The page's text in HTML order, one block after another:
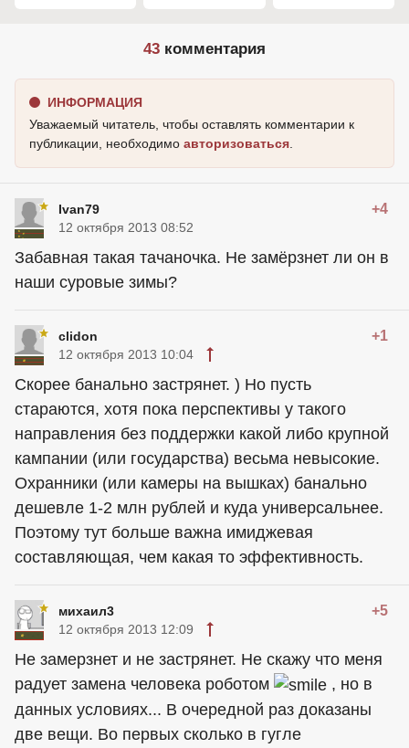
43 комментария
ИНФОРМАЦИЯ
Уважаемый читатель, чтобы оставлять комментарии к
публикации, необходимо авторизоваться
Ivan79 +4
12 октября 2013 08:52
Забавная такая тачаночка. Не замёрзнет ли он в
наши суровые зимы?
clidon +1
12 октября 2013 10:04
Скорее банально застрянет. ) Но пусть
стараются, хотя пока перспективы у такого
направления без поддержки какой либо крупной
кампании (или государства) весьма невысокие.
Охранники (или камеры на вышках) банально
дешевле 1-2 млн рублей и куда универсальнее.
Поэтому тут больше важна имиджевая
составляющая, чем какая то эффективность.
михаил3 +5
12 октября 2013 12:09
Не замерзнет и не застрянет. Не скажу что меня
радует замена человека роботом
, но в
данных условиях... В очередной раз доказаны
две вещи. Во первых сколько в гугле